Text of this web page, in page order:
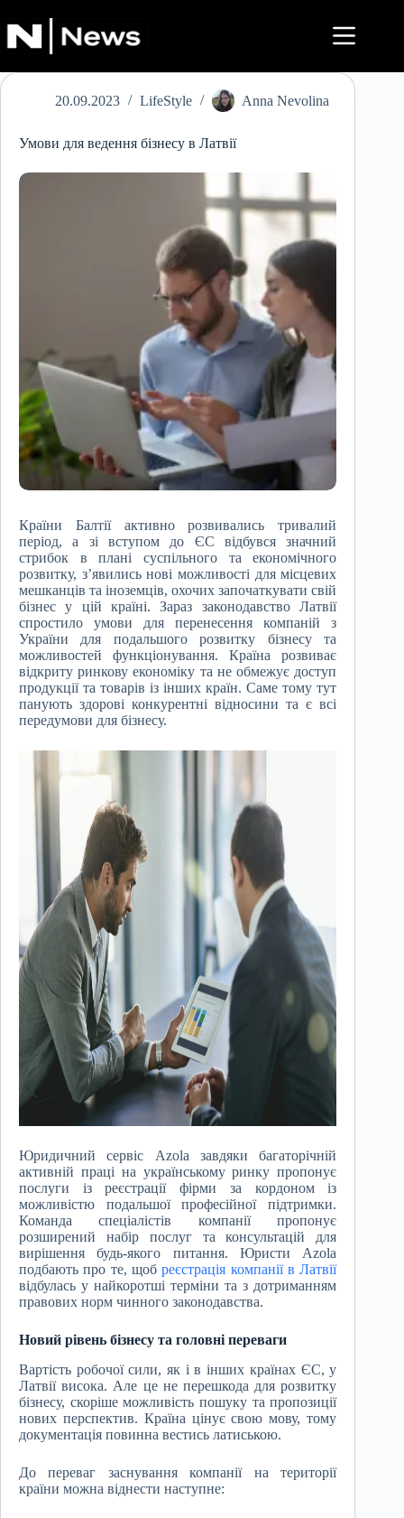
до
вмісту
20.09.2023 LifeStyle Anna Nevolina
Умови для ведення бізнесу в Латвії
Країни Балтії активно розвивались тривалий
період, а зі вступом до ЄС відбувся значний
стрибок в плані суспільного та економічного
розвитку, з’явились нові можливості для місцевих
мешканців та іноземців, охочих започаткувати свій
бізнес у цій країні. Зараз законодавство Латвії
спростило умови для перенесення компаній з
України для подальшого розвитку бізнесу та
можливостей функціонування. Країна розвиває
відкриту ринкову економіку та не обмежує доступ
продукції та товарів із інших країн. Саме тому тут
панують здорові конкурентні відносини та є всі
передумови для бізнесу.
Юридичний сервіс Azola завдяки багаторічній
активній праці на українському ринку пропонує
послуги із реєстрації фірми за кордоном із
можливістю подальшої професійної підтримки.
Команда спеціалістів компанії пропонує
розширений набір послуг та консультацій для
вирішення будь-якого питання. Юристи Azola
подбають про те, щобреєстрація компанії в Латвії
відбулась у найкоротші терміни та з дотриманням
правових норм чинного законодавства.
Новий рівень бізнесу та головні переваги
Вартість робочої сили, як і в інших країнах ЄС, у
Латвії висока. Але це не перешкода для розвитку
бізнесу, скоріше можливість пошуку та пропозиції
нових перспектив. Країна цінує свою мову, тому
документація повинна вестись латиською.
До переваг заснування компанії на території
країни можна віднести наступне: